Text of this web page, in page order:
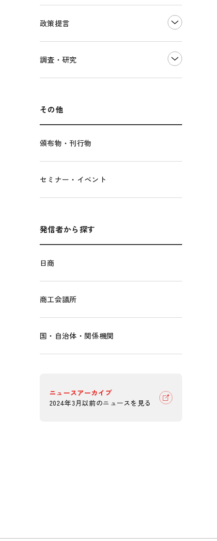
海外展開イニシアティブ
輸出管理体制構築支援
政策提言
国土強靭化・社会基盤整備・震災復興
調査・研究
その他
頒布物・刊行物
セミナー・イベント
発信者から探す
日商
商工会議所
国・自治体・関係機関
ニュースアーカイブ
2024年3月以前のニュースを見る